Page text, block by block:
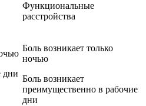
Функциональные
расстройства
дни
Боль возникает только
ночью
Боль возникает
преимущественно в рабочие
дни